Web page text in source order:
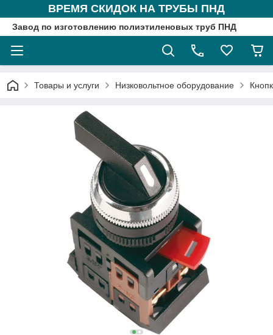
ВРЕМЯ СКИДОК НА ТРУБЫ ПНД
Завод по изготовлению полиэтиленовых труб ПНД
Товары и услуги Низковольтное оборудование